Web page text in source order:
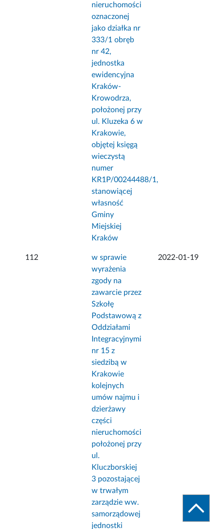
nieruchomości
oznaczonej
jako działka nr
333/1 obręb
nr 42,
jednostka
ewidencyjna
Kraków-
Krowodrza,
położonej przy
ul. Kluzeka 6 w
Krakowie,
objętej księgą
wieczystą
numer
KR1P/00244488/1,
stanowiącej
własność
Gminy
Miejskiej
Kraków
112
w sprawie
wyrażenia
zgody na
zawarcie przez
Szkołę
Podstawową z
Oddziałami
Integracyjnymi
nr 15 z
siedzibą w
Krakowie
kolejnych
umów najmu i
dzierżawy
części
nieruchomości
położonej przy
ul.
Kluczborskiej
3 pozostającej
w trwałym
zarządzie ww.
samorządowej
jednostki
2022-01-19